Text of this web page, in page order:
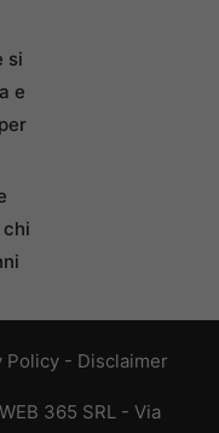
si
e
Policy - Disclaimer
365 SRL - Via